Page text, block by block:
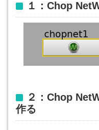
１：Chop
２：Chop
作る